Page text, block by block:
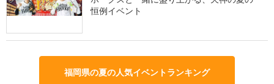
恒例イベント
福岡県の夏の人気イベントランキング